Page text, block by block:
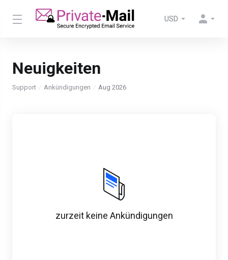
USD
Neuigkeiten
Support Ankündigungen Aug 2026
zurzeit keine Ankündigungen